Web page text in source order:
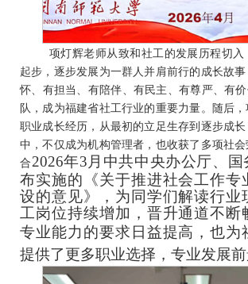
项灯辉老师从致和社工的发展历程切入
起步，逐步发展为一群人并肩前行的成长故
怀、有担当、有陪伴、有民主、有尊严、有
队，成为福建省社工行业的重要力量。随后
职业成长经历，从最初的立足生存到逐步成
中，不仅成为机构管理者，也收获了多项社
合 2026年3月中共中央办公厅、
布实施的《关于推进社会工作专
设的意见》，为同学们解读行业
工岗位持续增加，晋升通道不断
专业能力的要求日益提高，也为
提供了更多职业选择，专业发展前